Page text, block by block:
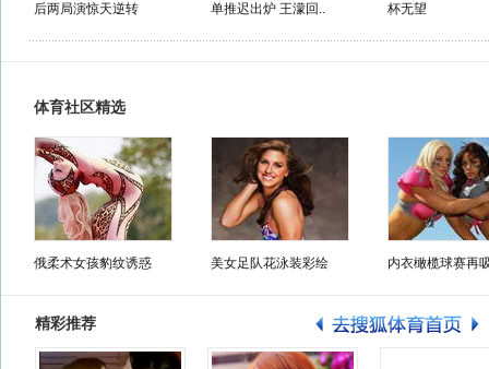
后两局演惊天逆转
单推迟出炉 王濛回..
杯无望
体育社区精选
俄柔术女孩豹纹诱惑 美女足队花泳装彩绘 内衣橄榄球赛再
精彩推荐